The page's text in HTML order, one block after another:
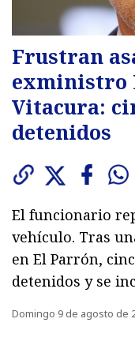
Frustran
exministro
Vitacura:
detenidos
El funcionario
vehículo. Tras
en El Parrón,
detenidos y se
Domingo 9 de agosto de